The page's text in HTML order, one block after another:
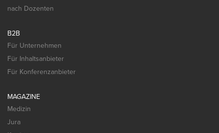
nach Dozenten
B2B
Für Unternehmen
Für Inhaltsanbieter
Für Konferenzanbieter
MAGAZINE
Medizin
Jura